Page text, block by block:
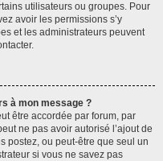
utilisateurs ou groupes. Pour
avoir les permissions s’y
et les administrateurs peuvent
à mon message ?
être accordée par forum, par
ne pas avoir autorisé l’ajout de
postez, ou peut-être que seul un
si vous ne savez pas